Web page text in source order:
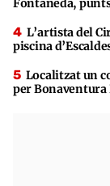
Fontaneda,
L’artista del
piscina
Localitzat un
per Bonaventura